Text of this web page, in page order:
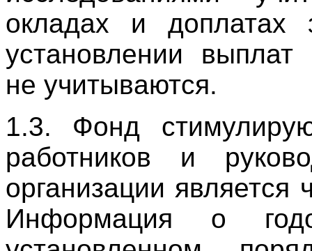
окладах и
установлении выплат
не учитываются.
1.3. Фонд
работников и
организации
Информация о